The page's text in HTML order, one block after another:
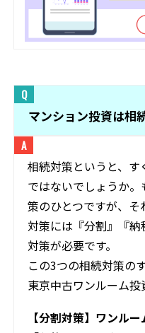
マンション投資は相
相続対策というと、す
ではないでしょうか
策のひとつですが、
対策には『分割』『
対策が必要です。
この3つの相続対策の
東京中古ワンルーム投
【分割対策】ワンル